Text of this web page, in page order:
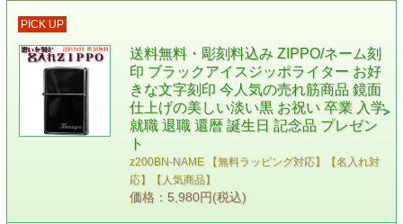
PICK UP
送料無料・彫刻料込み ZIPPO/ネーム刻
印 ブラックアイスジッポライター お好
きな文字刻印 今人気の売れ筋商品 鏡面
仕上げの美しい淡い黒 お祝い 卒業 入学
就職 退職 還暦 誕生日 記念品 プレゼン
ト
z200BN-NAME 【無料ラッピング対応】【名入れ対
応】【人気商品】
価格：5,980円(税込)